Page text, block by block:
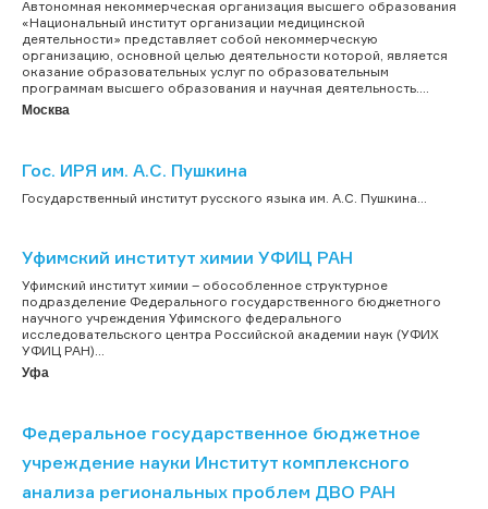
Автономная некоммерческая организация высшего образования
«Национальный институт организации медицинской
деятельности» представляет собой некоммерческую
организацию, основной целью деятельности которой, является
оказание образовательных услуг по образовательным
программам высшего образования и научная деятельность....
Москва
Гос. ИРЯ им. А.С. Пушкина
Государственный институт русского языка им. А.С. Пушкина...
Уфимский институт химии УФИЦ РАН
Уфимский институт химии – обособленное структурное
подразделение Федерального государственного бюджетного
научного учреждения Уфимского федерального
исследовательского центра Российской академии наук (УФИХ
УФИЦ РАН)...
Уфа
Федеральное государственное бюджетное
учреждение науки Институт комплексного
анализа региональных проблем ДВО РАН